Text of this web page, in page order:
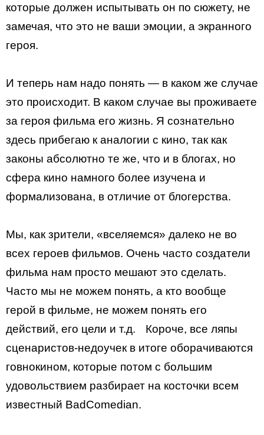
которые должен испытывать он по сюжету, не
замечая, что это не ваши эмоции, а экранного
героя.
И теперь нам надо понять — в каком же случае
это происходит. В каком случае вы проживаете
за героя фильма его жизнь. Я сознательно
здесь прибегаю к аналогии с кино, так как
законы абсолютно те же, что и в блогах, но
сфера кино намного более изучена и
формализована, в отличие от блогерства.
Мы, как зрители, «вселяемся» далеко не во
всех героев фильмов. Очень часто создатели
фильма нам просто мешают это сделать.
Часто мы не можем понять, а кто вообще
герой в фильме, не можем понять его
действий, его цели и т.д. Короче, все ляпы
сценаристов-недоучек в итоге оборачиваются
говнокином, которые потом с большим
удовольствием разбирает на косточки всем
известный BadComedian.